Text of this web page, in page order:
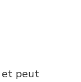
et peut